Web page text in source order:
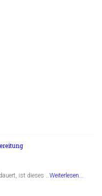
ist dieses …Weiterlesen...